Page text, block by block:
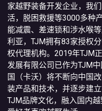
家越野装备开发企业，我
活，脱困救援等3000多种
能减震、差速锁和涉水喉
利亚，TJM拥有83家授权
权代理机构。2019年TJM
发展有限公司已作为TJM
国（卡沃）将不断向中国
装产品和技术，并逐步建
TJM品牌文化，融入国内